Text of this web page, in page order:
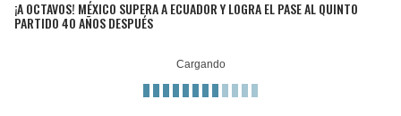
¡A OCTAVOS! MÉXICO SUPERA A ECUADOR Y LOGRA EL PASE AL QUINTO
PARTIDO 40 AÑOS DESPUÉS